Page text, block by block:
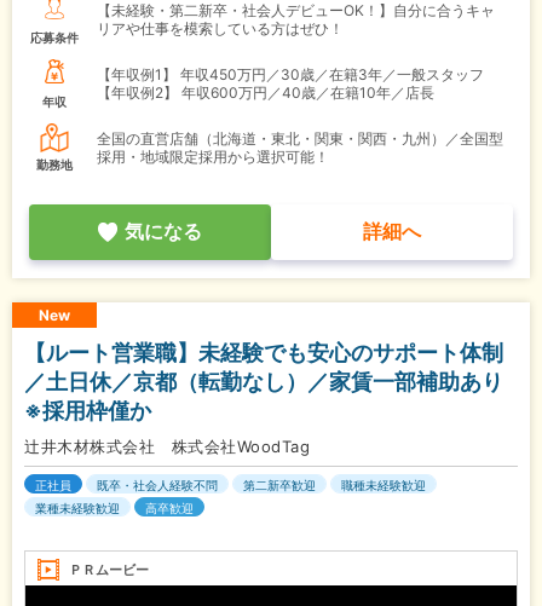
応募条件
【未経験・第二新卒・社会人デビューOK！】自分に合うキャ
リアや仕事を模索している方はぜひ！
年収
【年収例1】
年収450万円／30歳／在籍3年／一般スタッフ
【年収例2】
年収600万円／40歳／在籍10年／店長
勤務地
全国の直営店舗（北海道・東北・関東・関西・九州）／全国型
採用・地域限定採用から選択可能！
気になる 詳細へ
New
【ルート営業職】未経験でも安心のサポート体制
／土日休／京都（転勤なし）／家賃一部補助あり
※採用枠僅か
辻井木材株式会社 株式会社WoodTag
正社員 既卒・社会人経験不問 第二新卒歓迎
職種未経験歓迎
業種未経験歓迎
高卒歓迎
ＰＲムービー